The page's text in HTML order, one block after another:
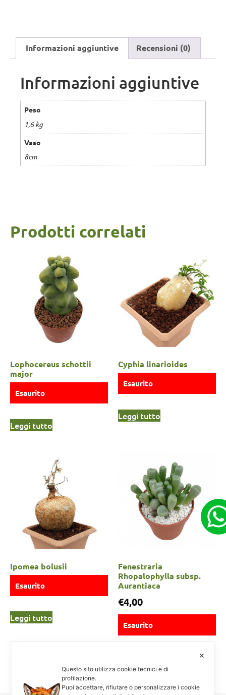
Informazioni aggiuntive Recensioni (0)
Informazioni aggiuntive
Peso
1,6 kg
Vaso
8cm
Prodotti correlati
Lophocereus schottii
major
Esaurito
Leggi tutto
Cyphia linarioides
Esaurito
Leggi tutto
Ipomea bolusii
Esaurito
Leggi tutto
Fenestraria
Rhopalophylla subsp.
Aurantiaca
€4,00
Esaurito
✕
Questo sito utilizza cookie tecnici e di
profilazione.
Puoi accettare, rifiutare o personalizzare i cookie